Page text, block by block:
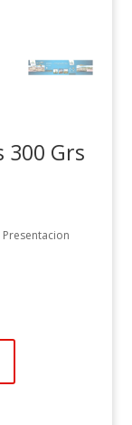
300 Grs